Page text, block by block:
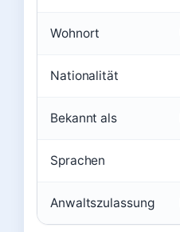
Wohnort
Nationalität
Bekannt als
Sprachen
Anwaltszulassung